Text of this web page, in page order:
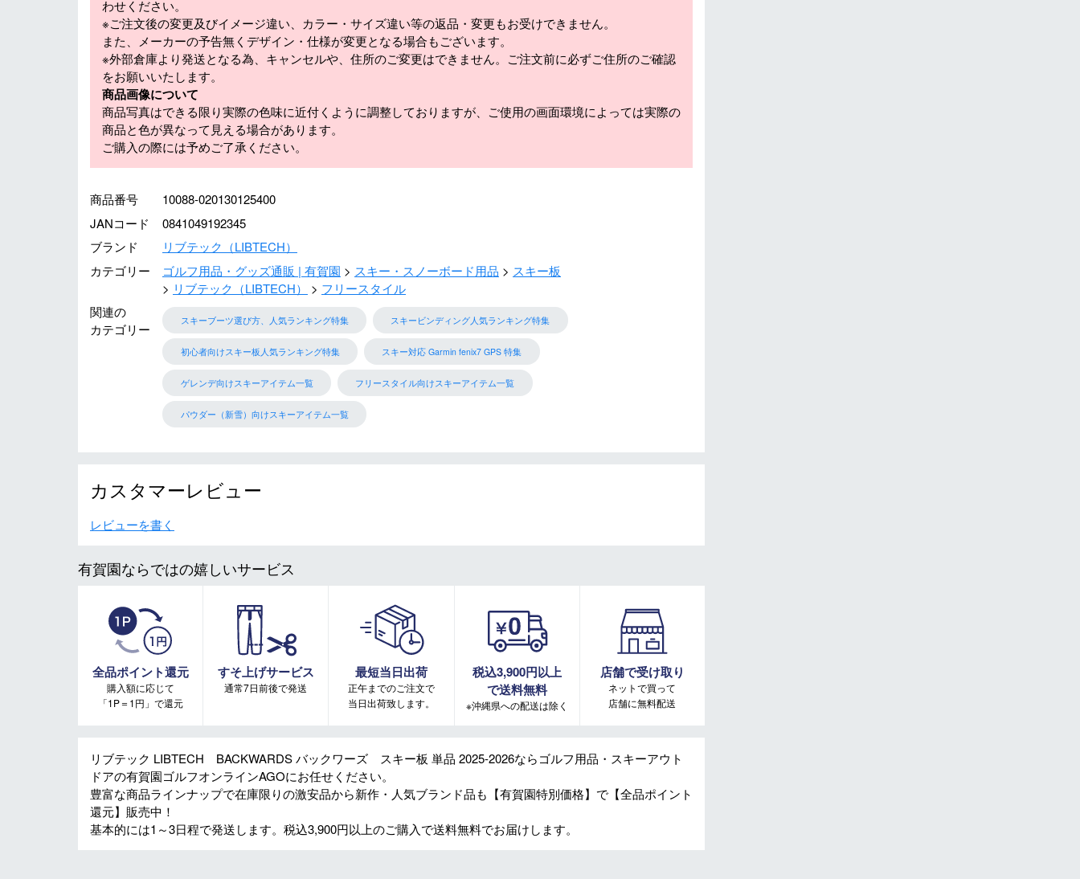
わせください。
※ご注文後の変更及びイメージ違い、カラー・サイズ違い等の返品・変更もお受けできません。
また、メーカーの予告無くデザイン・仕様が変更となる場合もございます。
※外部倉庫より発送となる為、キャンセルや、住所のご変更はできません。ご注文前に必ずご住所のご確認
をお願いいたします。
商品画像について
商品写真はできる限り実際の色味に近付くように調整しておりますが、ご使用の画面環境によっては実際の
商品と色が異なって見える場合があります。
ご購入の際には予めご了承ください。
商品番号
10088-020130125400
JANコード
0841049192345
ブランド
リブテック（LIBTECH）
カテゴリー
ゴルフ用品・グッズ通販 | 有賀園 スキー・スノーボード用品
スキー板
リブテック（LIBTECH）
フリースタイル
関連の
カテゴリー
スキーブーツ選び方、人気ランキング特集 スキービンディング人気ランキング特集
初心者向けスキー板人気ランキング特集 スキー対応 Garmin fenix7 GPS 特集
ゲレンデ向けスキーアイテム一覧 フリースタイル向けスキーアイテム一覧
パウダー（新雪）向けスキーアイテム一覧
カスタマーレビュー
レビューを書く
有賀園ならではの嬉しいサービス
全品ポイント還元
購入額に応じて
「1P＝1円」で還元
すそ上げサービス
通常7日前後で発送
最短当日出荷
正午までのご注文で
当日出荷致します。
税込3,900円以上
で送料無料
※沖縄県への配送は除く
店舗で受け取り
ネットで買って
店舗に無料配送
リブテック LIBTECH BACKWARDS バックワーズ スキー板 単品 2025-2026ならゴルフ用品・スキーアウト
ドアの有賀園ゴルフオンラインAGOにお任せください。
豊富な商品ラインナップで在庫限りの激安品から新作・人気ブランド品も【有賀園特別価格】で【全品ポイント
還元】販売中！
基本的には1～3日程で発送します。税込3,900円以上のご購入で送料無料でお届けします。